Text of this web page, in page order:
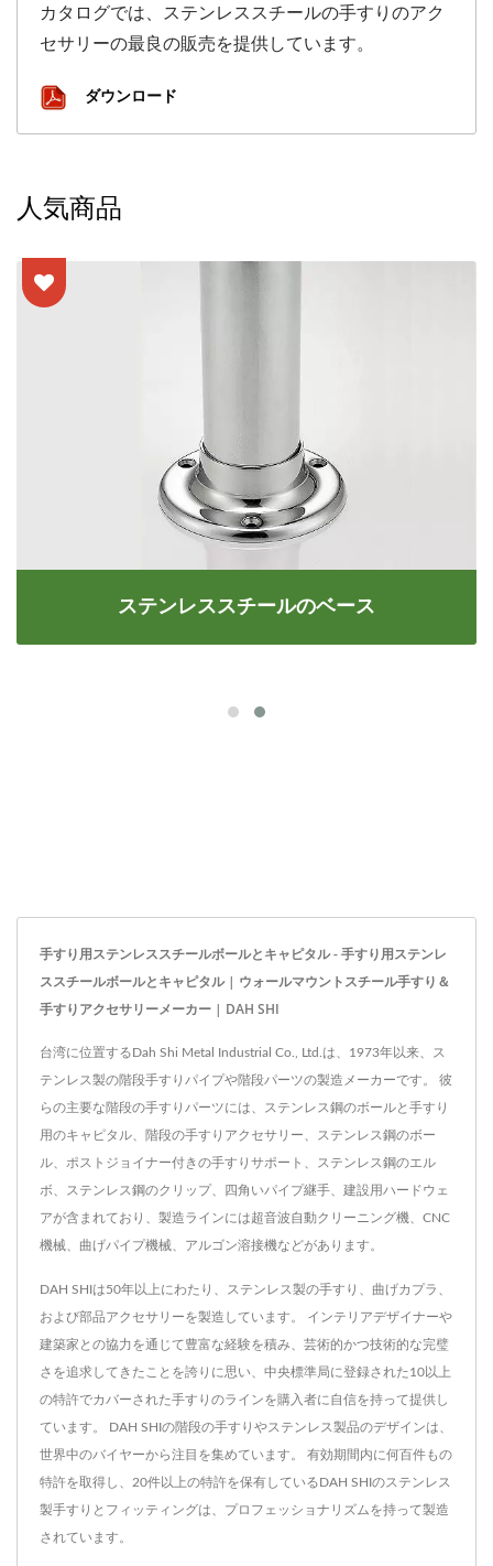
カタログでは、ステンレススチールの手すりのアク
セサリーの最良の販売を提供しています。
ダウンロード
人気商品
ステンレススチールのベース
手すり用ステンレススチールボールとキャピタル - 手すり用ステンレ
ススチールボールとキャピタル | ウォールマウントスチール手すり＆
手すりアクセサリーメーカー | DAH SHI
台湾に位置するDah Shi Metal Industrial Co., Ltd.は、1973年以来、ス
テンレス製の階段手すりパイプや階段パーツの製造メーカーです。 彼
らの主要な階段の手すりパーツには、ステンレス鋼のボールと手すり
用のキャピタル、階段の手すりアクセサリー、ステンレス鋼のボー
ル、ポストジョイナー付きの手すりサポート、ステンレス鋼のエル
ボ、ステンレス鋼のクリップ、四角いパイプ継手、建設用ハードウェ
アが含まれており、製造ラインには超音波自動クリーニング機、CNC
機械、曲げパイプ機械、アルゴン溶接機などがあります。
DAH SHIは50年以上にわたり、ステンレス製の手すり、曲げカプラ、
および部品アクセサリーを製造しています。 インテリアデザイナーや
建築家との協力を通じて豊富な経験を積み、芸術的かつ技術的な完璧
さを追求してきたことを誇りに思い、中央標準局に登録された10以上
の特許でカバーされた手すりのラインを購入者に自信を持って提供し
ています。 DAH SHIの階段の手すりやステンレス製品のデザインは、
世界中のバイヤーから注目を集めています。 有効期間内に何百件もの
特許を取得し、20件以上の特許を保有しているDAH SHIのステンレス
製手すりとフィッティングは、プロフェッショナリズムを持って製造
されています。